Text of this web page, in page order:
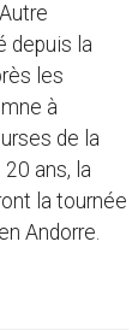
depuis la
les
à
de la
ans, la
la tournée
Andorre.